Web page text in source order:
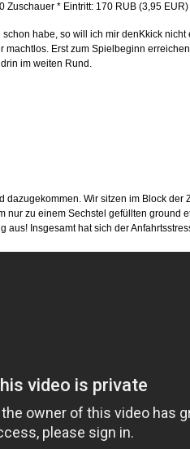
Zuschauer * Eintritt: 170 RUB (3,95 EUR)
habe, so will ich mir denKkick nicht
Erst zum Spielbeginn
im weiten Rund.
Wir sitzen im Block der
zu einem Sechstel gefüllten ground
Insgesamt hat sich der